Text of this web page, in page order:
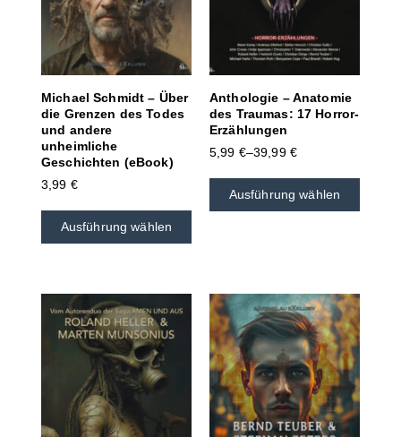
Michael Schmidt – Über
die Grenzen des Todes
und andere
unheimliche
Geschichten (eBook)
3,99 €
Ausführung wählen
Anthologie – Anatomie
des Traumas: 17 Horror-
Erzählungen
5,99 €–39,99 €
Ausführung wählen